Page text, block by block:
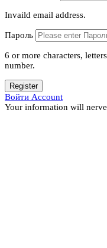
Invaild email address.
Пароль
6 or more characters,
number.
Register
Войти Account
Your information will